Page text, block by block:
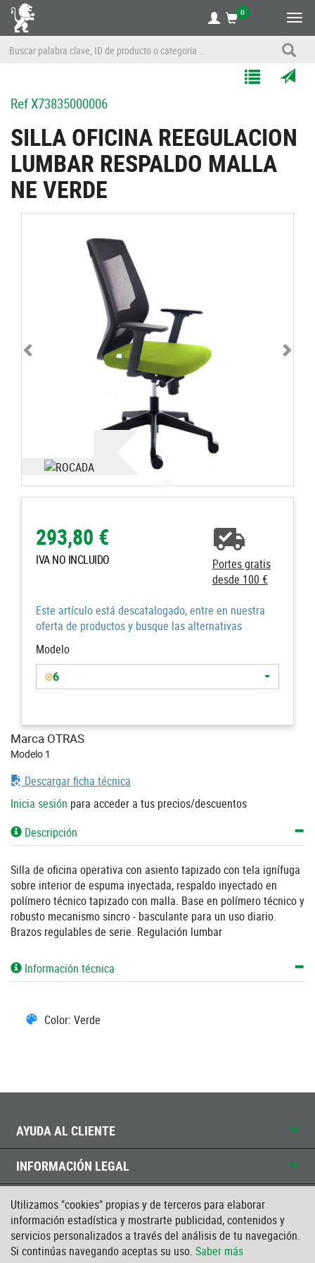
Utilizamos "cookies" propias y de terceros para elaborar
información estadística y mostrarte publicidad, contenidos y
servicios personalizados a través del análisis de tu navegación.
Si continúas navegando aceptas su uso. Saber más
0
correo
a
Listas
RefX73835000006
SILLA OFICINA REEGULACION
LUMBAR RESPALDO MALLA
NE VERDE
293,80 €
IVA NO INCLUIDO
Portes gratis
desde 100 €
Este artículo está descatalogado, entre en nuestra
oferta de productos y busque las alternativas
Modelo
6
Marca OTRAS
Modelo 1
Descargar ficha técnica
Inicia sesión para acceder a tus precios/descuentos
Descripción
Silla de oficina operativa con asiento tapizado con tela ignífuga
sobre interior de espuma inyectada, respaldo inyectado en
polímero técnico tapizado con malla. Base en polímero técnico y
robusto mecanismo sincro - basculante para un uso diario.
Brazos regulables de serie. Regulación lumbar
Información técnica
Color: Verde
AYUDA AL CLIENTE
INFORMACIÓN LEGAL
CONTACTO
CERTIFICADO ISO